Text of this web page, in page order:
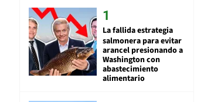
La fallida estrategia
salmonera para evitar
arancel presionando a
Washington con
abastecimiento
alimentario